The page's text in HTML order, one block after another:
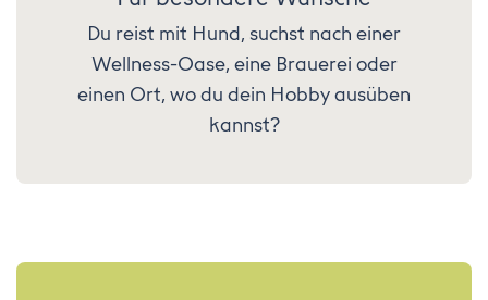
Du reist mit Hund, suchst nach einer
Wellness-Oase, eine Brauerei oder
einen Ort, wo du dein Hobby ausüben
kannst?